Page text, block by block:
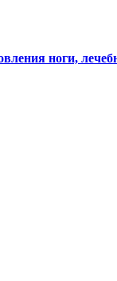
ноги,